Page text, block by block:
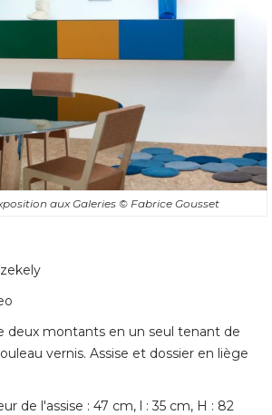
aux Galeries © Fabrice Gousset
deux montants en un seul tenant de
vernis. Assise et dossier en liège
de l'assise : 47 cm, l : 35 cm, H : 82